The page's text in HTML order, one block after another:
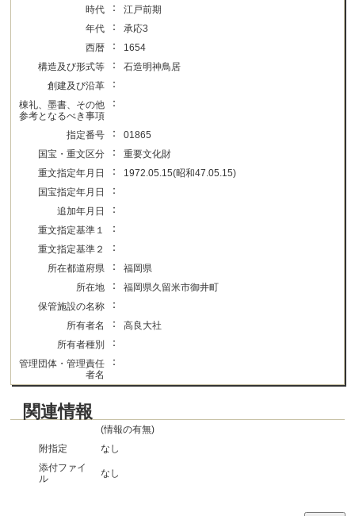
時代
：
江戸前期
年代
：
承応3
西暦
：
1654
構造及び形式等
：
石造明神鳥居
創建及び沿革
：
棟礼、墨書、その他
参考となるべき事項
：
指定番号 ：
01865
国宝・重文区分
：
重要文化財
重文指定年月日
：
1972.05.15(昭和47.05.15)
国宝指定年月日
：
追加年月日 ：
重文指定基準１ ：
重文指定基準２ ：
所在都道府県 ：
福岡県
所在地
：
福岡県久留米市御井町
保管施設の名称
：
所有者名 ：
高良大社
所有者種別
：
管理団体・管理責任
者名
：
関連情報
(情報の有無)
附指定
なし
添付ファイ
ル
なし